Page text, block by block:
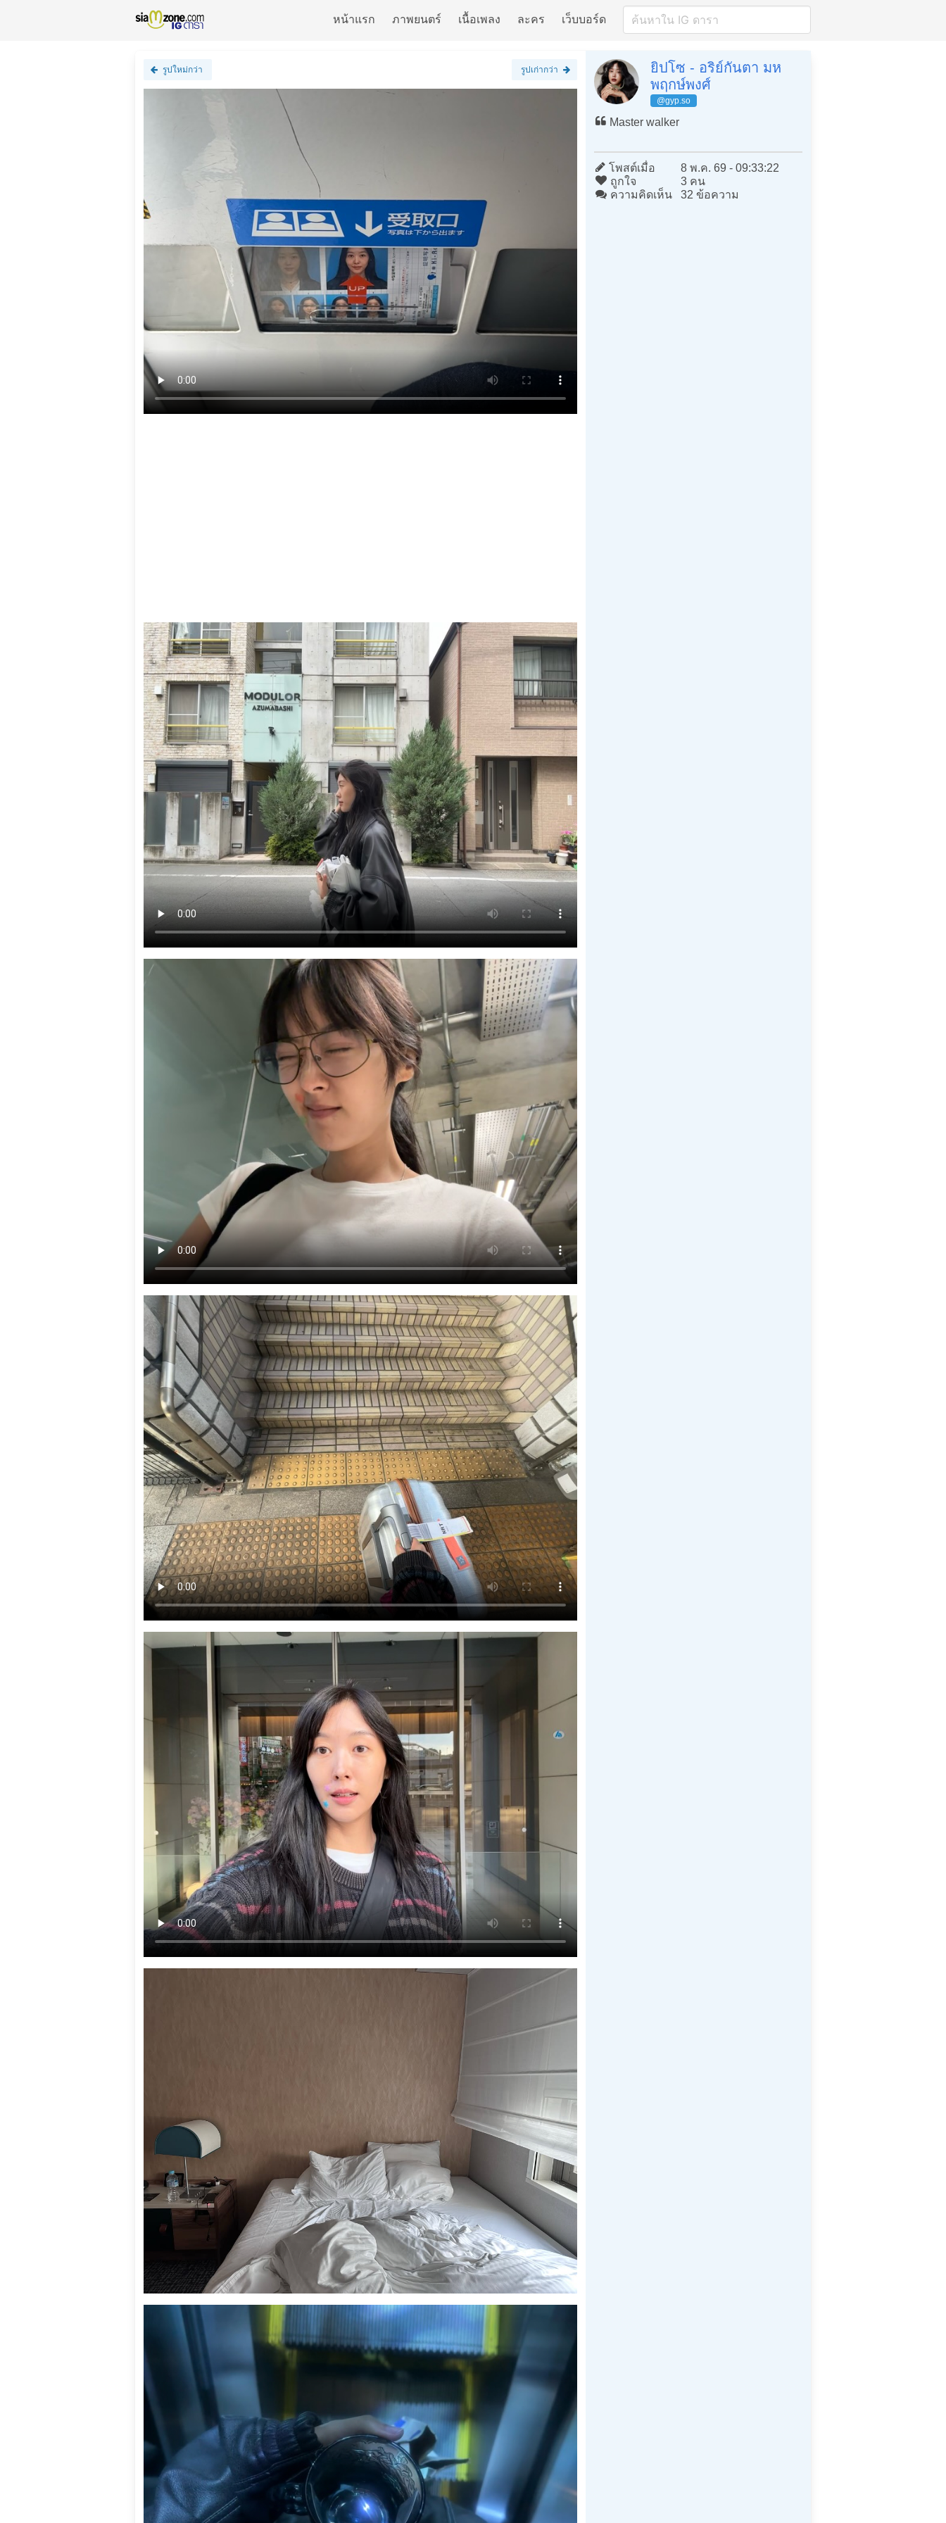
หน้าแรก ภาพยนตร์ เนื้อเพลง ละคร เว็บบอร์ด
รูปใหม่กว่า รูปเก่ากว่า
ยิปโซ - อริย์กันตา มห
พฤกษ์พงศ์
@gyp.so
Master walker
โพสต์เมื่อ
8 พ.ค. 69 - 09:33:22
ถูกใจ
3 คน
ความคิดเห็น
32 ข้อความ